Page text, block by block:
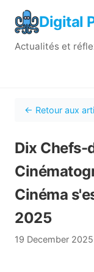
Digital
Actualités et
← Retour aux
Dix
Cinéma
2025
19 December 2025